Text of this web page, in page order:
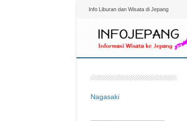
Info Liburan dan Wisata di Jepang
Nagasaki